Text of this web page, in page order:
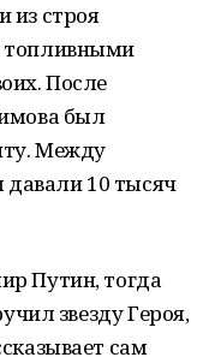
из строя
топливными
После
был
Между
давали 10 тысяч
Путин, тогда
звезду Героя,
сам